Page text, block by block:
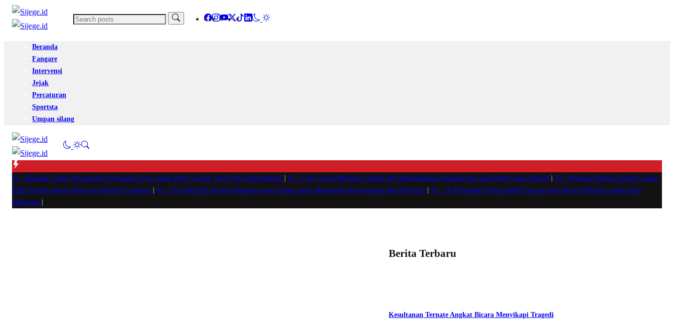
Beranda
Fangare
Intervensi
Jejak
Percaturan
Sportsta
Umpan silang
#1 - Masalah Utama Infrastruktur Pengisian Daya untuk Mobil Listrik yang Perlu Diperhatikan #2 - Tips Cerdas Mengatur Waktu dan Meningkatkan Produktivitas saat Bekerja dari Rumah #3 - Panduan Belanja Online Cerdas:
Pilih Produk dengan Bijak dan Hindari Penipuan
#4 - Tips Memilih Sepatu Marathon yang Sesuai untuk Menunjang Kenyamanan dan Performa #5 - 10 Kesalahan Umum dalam Fitness yang Harus Dihindari untuk Hasil
Maksimal
Berita Terbaru
Kesultanan Ternate Angkat Bicara Menyikapi Tragedi